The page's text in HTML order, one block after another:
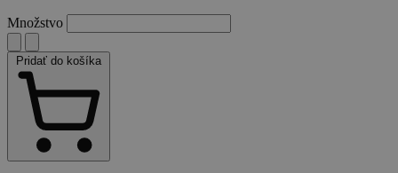
Množstvo
Pridať do košíka